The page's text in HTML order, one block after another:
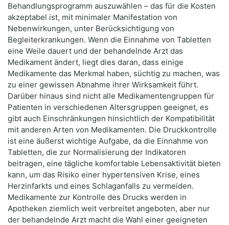
Behandlungsprogramm auszuwählen – das für die Kosten
akzeptabel ist, mit minimaler Manifestation von
Nebenwirkungen, unter Berücksichtigung von
Begleiterkrankungen. Wenn die Einnahme von Tabletten
eine Weile dauert und der behandelnde Arzt das
Medikament ändert, liegt dies daran, dass einige
Medikamente das Merkmal haben, süchtig zu machen, was
zu einer gewissen Abnahme ihrer Wirksamkeit führt.
Darüber hinaus sind nicht alle Medikamentengruppen für
Patienten in verschiedenen Altersgruppen geeignet, es
gibt auch Einschränkungen hinsichtlich der Kompatibilität
mit anderen Arten von Medikamenten. Die Druckkontrolle
ist eine äußerst wichtige Aufgabe, da die Einnahme von
Tabletten, die zur Normalisierung der Indikatoren
beitragen, eine tägliche komfortable Lebensaktivität bieten
kann, um das Risiko einer hypertensiven Krise, eines
Herzinfarkts und eines Schlaganfalls zu vermeiden.
Medikamente zur Kontrolle des Drucks werden in
Apotheken ziemlich weit verbreitet angeboten, aber nur
der behandelnde Arzt macht die Wahl einer geeigneten